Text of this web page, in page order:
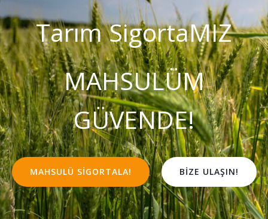
Tarım SigortaMIZ
MAHSULÜM
GÜVENDE!
MAHSULÜ SIGORTALA! BIZE ULAŞIN!